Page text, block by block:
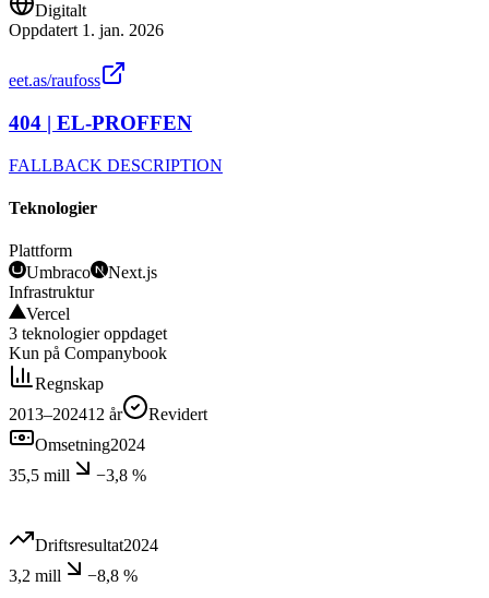
Digitalt
Oppdatert 1. jan. 2026
eet.as/raufoss
404 | EL-PROFFEN
FALLBACK DESCRIPTION
Teknologier
Plattform
Umbraco
Next.js
Infrastruktur
Vercel
3 teknologier oppdaget
Kun på Companybook
Regnskap
2013–202412 år
Revidert
Omsetning2024
35,5 mill
−3,8 %
Driftsresultat2024
3,2 mill
−8,8 %